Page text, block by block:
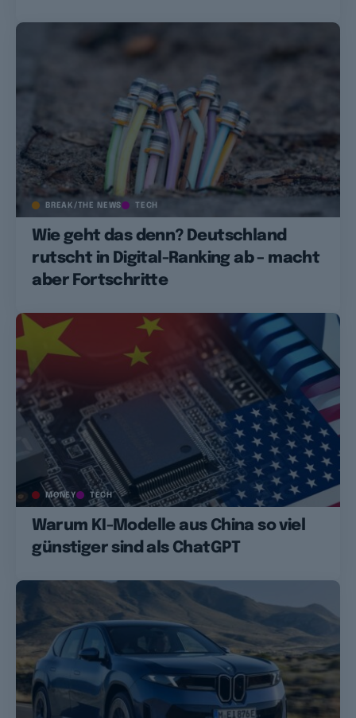
BREAK/THE NEWS TECH
Wie geht das denn? Deutschland
rutscht in Digital-Ranking ab – macht
aber Fortschritte
MONEY TECH
Warum KI-Modelle aus China so viel
günstiger sind als ChatGPT